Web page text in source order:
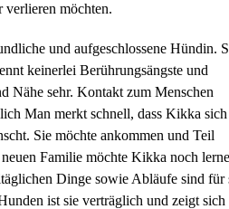
verlieren möchten.
und aufgeschlossene Hündin.
keinerlei Berührungsängste und
Nähe sehr. Kontakt zum Menschen
Man merkt schnell, dass Kikka sich
Sie möchte ankommen und Teil
Familie möchte Kikka noch
Dinge sowie Abläufe sind für
ist sie verträglich und zeigt sich